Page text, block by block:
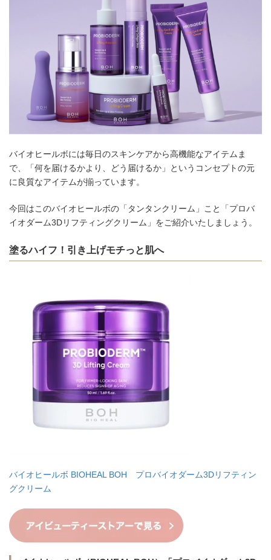
バイオヒールボには毎日のスキンケアから高機能なアイテムま
で、「何を届けるかより、どう届けるか」というコンセプトの元
に良質なアイテムが揃っています。
今回はこのバイオヒールボの「タンタンクリーム」こと「プロバ
イオダーム3Dリフティングクリーム」をご紹介いたしましょう。
塗るハイフ！引き上げモチっと肌へ
バイオヒールボ BIOHEAL BOH プロバイオダーム3Dリフティン
グクリーム